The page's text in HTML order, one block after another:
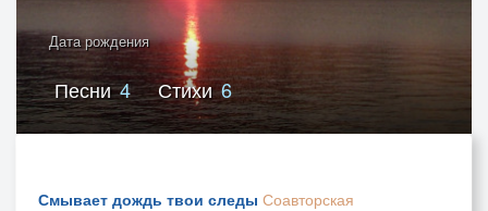
Дата рождения
Песни4 Стихи6
Смывает дождь твои следы Соавторская